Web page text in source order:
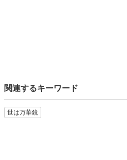
関連するキーワード
世は万華鏡